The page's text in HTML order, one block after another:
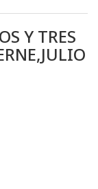
Y TRES